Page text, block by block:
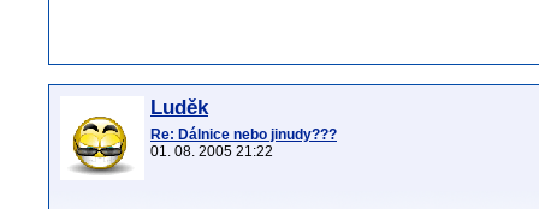
Luděk
Re: Dálnice nebo jinudy???
01. 08. 2005 21:22